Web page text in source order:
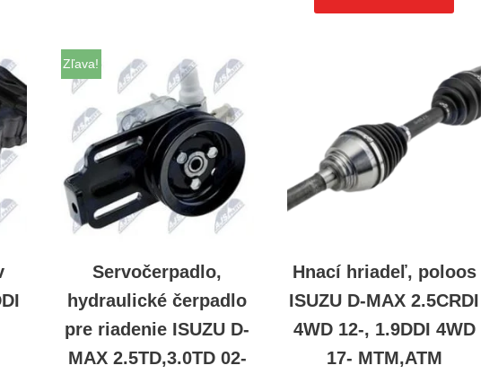
Zľava!
Servočerpadlo,
hydraulické čerpadlo
pre riadenie ISUZU D-
MAX 2.5TD,3.0TD 02-
Hnací hriadeľ, poloos
ISUZU D-MAX 2.5CRDI
4WD 12-, 1.9DDI 4WD
17- MTM,ATM